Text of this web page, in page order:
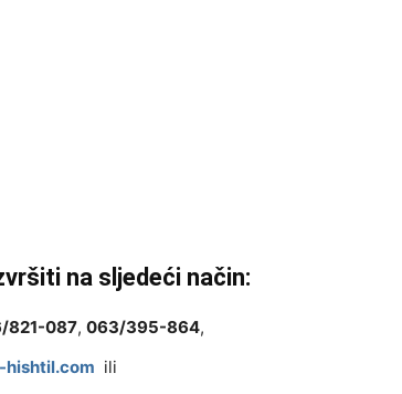
na sljedeći način:
821-087, 063/395-864,
hishtil.com ili